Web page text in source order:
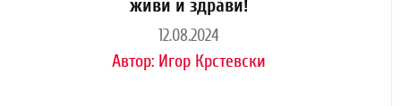
живи и здрави!
12.08.2024
Автор: Игор Крстевски